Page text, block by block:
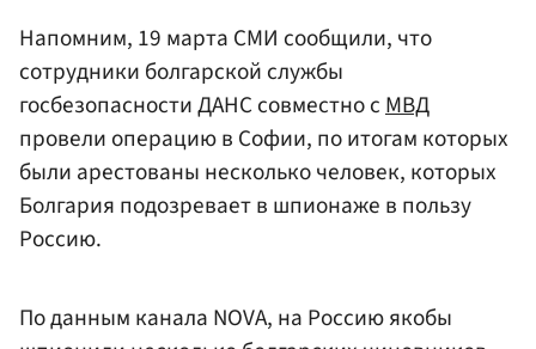
Напомним, 19 марта СМИ сообщили, что
сотрудники болгарской службы
госбезопасности ДАНС совместно сМВД
провели операцию в Софии, по итогам которых
были арестованы несколько человек, которых
Болгария подозревает в шпионаже в пользу
Россию.
По данным канала NOVA, на Россию якобы